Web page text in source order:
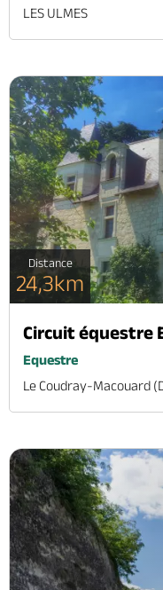
LES ULMES
Distance
24,3km
Circuit équestre
Equestre
Le Coudray-Macouard